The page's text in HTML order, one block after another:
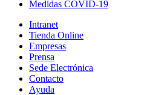
Medidas COVID-19
Intranet
Tienda Online
Empresas
Prensa
Sede Electrónica
Contacto
Ayuda